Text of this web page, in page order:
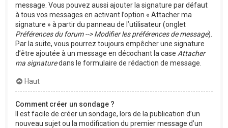
message. Vous pouvez aussi ajouter la signature par défaut
à tous vos messages en activant l’option « Attacher ma
signature » à partir du panneau de l’utilisateur (onglet
Préférences du forum --> Modifier les préférences de message).
Par la suite, vous pourrez toujours empêcher une signature
d’être ajoutée à un message en décochant la case Attacher
ma signaturedans le formulaire de rédaction de message.
Haut
Comment créer un sondage ?
Il est facile de créer un sondage, lors de la publication d’un
nouveau sujet ou la modification du premier message d’un